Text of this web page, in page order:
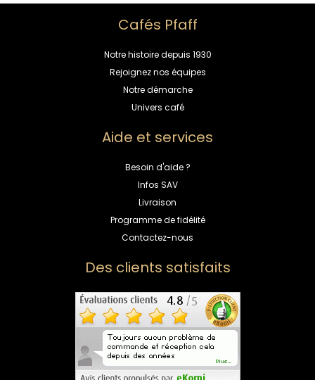
Cafés Pfaff
Notre histoire depuis 1930
Rejoignez nos équipes
Notre démarche
Univers café
Aide et services
Besoin d'aide ?
Infos SAV
Livraison
Programme de fidélité
Contactez-nous
Des clients satisfaits